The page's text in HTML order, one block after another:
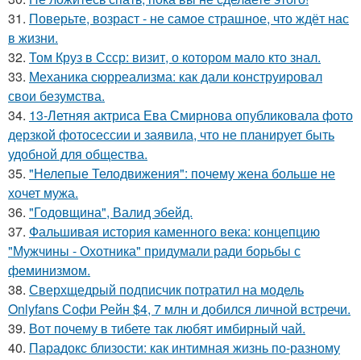
31. Поверьте, возраст - не самое страшное, что ждёт нас
в жизни.
32. Том Круз в Ссср: визит, о котором мало кто знал.
33. Механика сюрреализма: как дали конструировал
свои безумства.
34. 13-Летняя актриса Ева Смирнова опубликовала фото
дерзкой фотосессии и заявила, что не планирует быть
удобной для общества.
35. "Нелепые Телодвижения": почему жена больше не
хочет мужа.
36. "Годовщина", Валид эбейд.
37. Фальшивая история каменного века: концепцию
"Мужчины - Охотника" придумали ради борьбы с
феминизмом.
38. Сверхщедрый подписчик потратил на модель
Onlyfans Софи Рейн $4, 7 млн и добился личной встречи.
39. Вот почему в тибете так любят имбирный чай.
40. Парадокс близости: как интимная жизнь по-разному